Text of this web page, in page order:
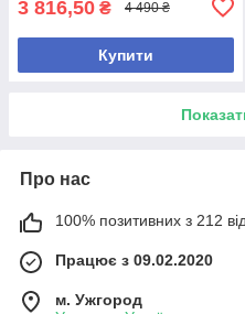
3 816,50 ₴ 4 490 ₴
Купити
Про нас
100% позитивних з 212
Працює з 09.02.2020
м. Ужгород